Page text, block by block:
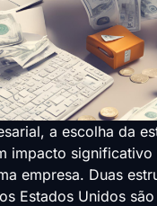
a escolha da
impacto significativo
empresa. Duas
Estados Unidos